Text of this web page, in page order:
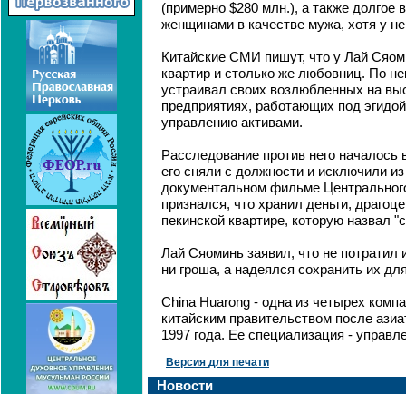
(примерно $280 млн.), а также долгое
женщинами в качестве мужа, хотя у
Китайские СМИ пишут, что у Лай
квартир и столько же любовниц. По
устраивал своих возлюбленных на
предприятиях, работающих под
управлению активами.
Расследование против него началось
его сняли с должности и исключили
документальном фильме
признался, что хранил деньги,
пекинской квартире, которую назвал
Лай Сяоминь заявил, что не потратил
ни гроша, а надеялся сохранить их
China Huarong - одна из четырех
китайским правительством после
1997 года. Ее специализация -
Версия для печати
Новости